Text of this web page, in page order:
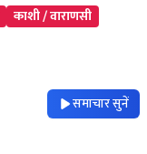
काशी / वाराणसी
समाचार सुनें